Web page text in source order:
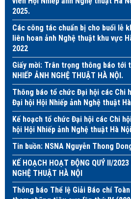
2025.
Các công tác chuẩn bị cho buổi lễ
liên hoan ảnh Nghệ thuật khu vực
2022
Giấy mời: Trân trọng thông báo tới
NHIẾP ẢNH NGHỆ THUẬT HÀ NỘI.
Thông báo tổ chức Đại hội các Chi
Đại hội Hội Nhiếp ảnh Nghệ thuật
Kế hoạch tổ chức Đại hội các Chi
hội Hội Nhiếp ảnh Nghệ thuật Hà
Tin buồn: NSNA Nguyễn Thong
KẾ HOẠCH HOẠT ĐỘNG QUÝ II/
NGHỆ THUẬT HÀ NỘI
Thông báo Thể lệ Giải Báo chí